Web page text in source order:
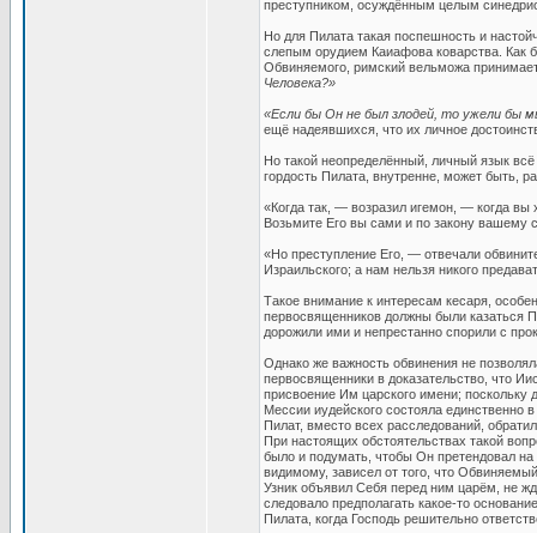
преступником, осуждённым целым
Но для Пилата такая поспешность и
слепым орудием Каиафова коварства. Как
Обвиняемого, римский вельможа
Человека?»
«Если бы Он не был злодей, то ужели бы
ещё надеявшихся, что их личное
Но такой неопределённый, личный язык
гордость Пилата, внутренне, может быть,
«Когда так, — возразил игемон, — когда вы
Возьмите Его вы сами и по закону вашему
«Но преступление Его, — отвечали
Израильского; а нам нельзя никого
Такое внимание к интересам кесаря,
первосвященников должны были казаться
дорожили ими и непрестанно спорили с
Однако же важность обвинения не
первосвященники в доказательство, что
присвоение Им царского имени; поскольку
Мессии иудейского состояла единственно
Пилат, вместо всех расследований,
При настоящих обстоятельствах такой
было и подумать, чтобы Он претендовал
видимому, зависел от того, что
Узник объявил Себя перед ним царём, не
следовало предполагать какое-то
Пилата, когда Господь решительно